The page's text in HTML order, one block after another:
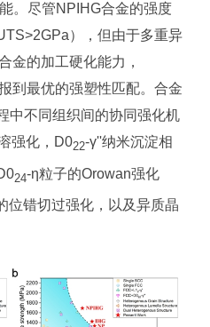
。尽管NPIHG合金的强度
），但由于多重异
金的加工硬化能力，
到最优的强塑性匹配。合金
中不同组织间的协同强化机
强化，D022-γ''纳米沉淀相
24-η粒子的Orowan强化
位错切过强化，以及异质晶